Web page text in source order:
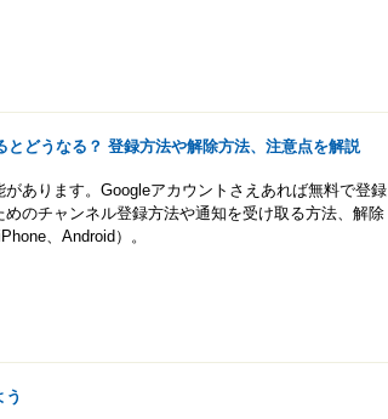
どうなる？ 登録方法や解除方法、注意点を解説
あります。Googleアカウントさえあれば無料で登録
のチャンネル登録方法や通知を受け取る方法、解除
、Android）。